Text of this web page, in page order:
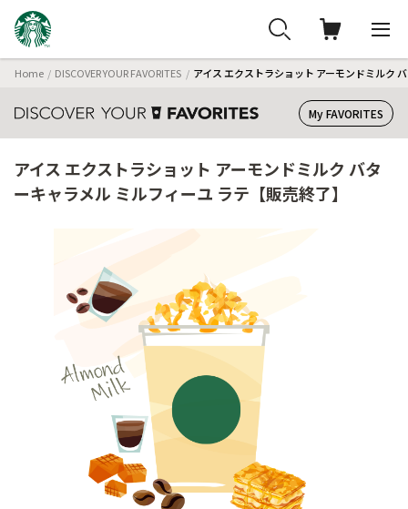
Home DISCOVER YOUR FAVORITES アイス エクストラショット アーモンドミルク
My FAVORITES
アイス エクストラショット アーモンドミルク バタ
ーキャラメル ミルフィーユ ラテ【販売終了】